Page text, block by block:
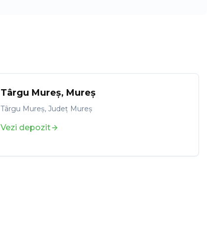
Târgu Mureș, Mureș
Târgu Mureș, Județ Mureș
Vezi depozit